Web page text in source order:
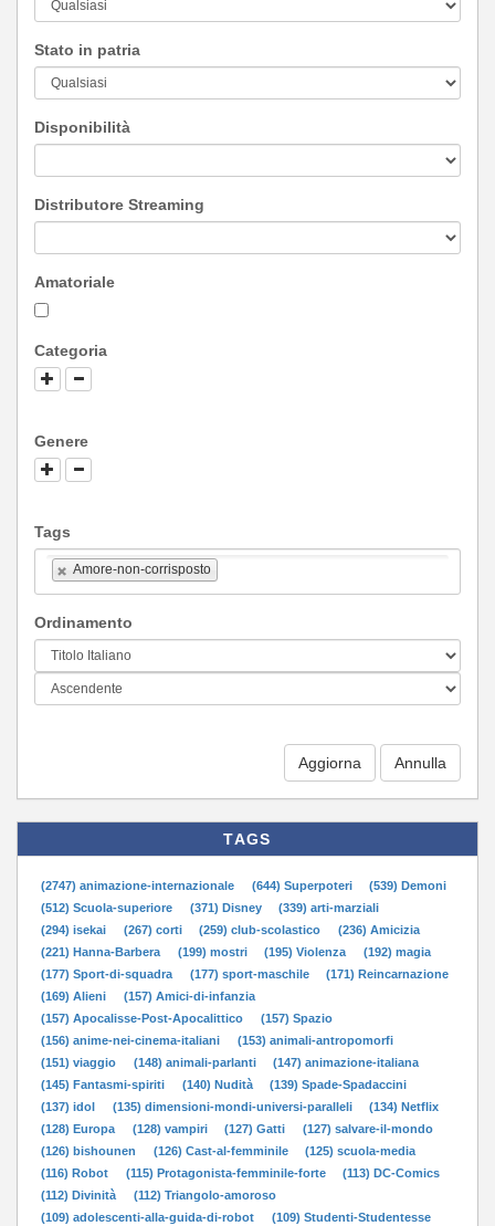
Stato in patria
Disponibilità
Distributore Streaming
Amatoriale
Categoria
Genere
Tags
Amore-non-corrisposto
Ordinamento
Aggiorna
TAGS
(2747) animazione-internazionale (644) Superpoteri
(539) Demoni
(512) Scuola-superiore
(371) Disney
(339) arti-marziali
(294) isekai
(267) corti (259) club-scolastico
(236) Amicizia
(221) Hanna-Barbera
(199) mostri (195) Violenza
(192) magia
(177) Sport-di-squadra
(177) sport-maschile
(171) Reincarnazione
(169) Alieni
(157) Amici-di-infanzia
(157) Apocalisse-Post-Apocalittico
(157) Spazio
(156) anime-nei-cinema-italiani
(153) animali-antropomorfi
(151) viaggio
(148) animali-parlanti
(147) animazione-italiana
(145) Fantasmi-spiriti
(140) Nudità
(139) Spade-Spadaccini
(137) idol
(135) dimensioni-mondi-universi-paralleli
(134) Netflix
(128) Europa
(128) vampiri (127) Gatti
(127) salvare-il-mondo
(126) bishounen
(126) Cast-al-femminile
(125) scuola-media
(116) Robot
(115) Protagonista-femminile-forte
(113) DC-Comics
(112) Divinità
(112) Triangolo-amoroso
(109) adolescenti-alla-guida-di-robot
(109) Studenti-Studentesse